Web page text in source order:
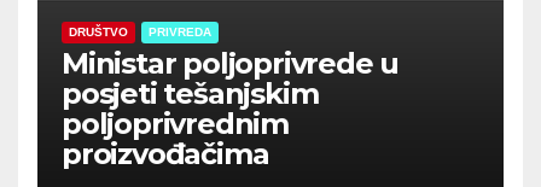
DRUŠTVO PRIVREDA
Ministar poljoprivrede u
posjeti tešanjskim
poljoprivrednim
proizvođačima